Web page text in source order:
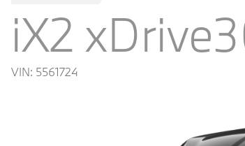
iX2
VIN: 5561724